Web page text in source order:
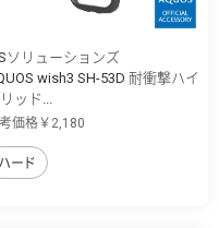
ソリューションズ
wish3 SH-53D 耐衝撃ハイ
ッド...
価格￥2,180
ハード